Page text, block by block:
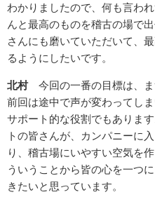
わかりましたので、何も言わ
んと最高のものを稽古の場で
さんにも磨いていただいて、
るようにしたいです。
北村今回の一番の目標は、ま
前回は途中で声が変わってし
サポート的な役割でもありま
トの皆さんが、カンパニーに
り、稽古場にいやすい空気を
ういうことから皆の心を一つ
きたいと思っています。